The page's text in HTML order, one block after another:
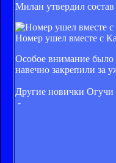
Милан утвердил
Номер ушел вместе с
Особое внимание было
навечно закрепили за
Другие новички Огучи
-